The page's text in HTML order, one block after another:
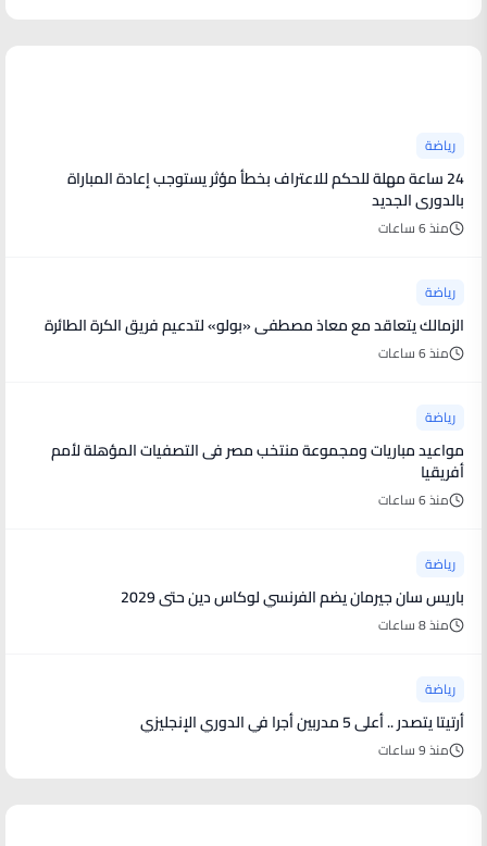
رياضة
24 ساعة مهلة للحكم للاعتراف بخطأ مؤثر يستوجب إعادة المباراة
بالدورى الجديد
منذ 6 ساعات
رياضة
الزمالك يتعاقد مع معاذ مصطفى «بولو» لتدعيم فريق الكرة الطائرة
منذ 6 ساعات
رياضة
مواعيد مباريات ومجموعة منتخب مصر فى التصفيات المؤهلة لأمم
أفريقيا
منذ 6 ساعات
رياضة
باريس سان جيرمان يضم الفرنسي لوكاس دين حتى 2029
منذ 8 ساعات
رياضة
أرتيتا يتصدر .. أعلى 5 مدربين أجرا في الدوري الإنجليزي
منذ 9 ساعات